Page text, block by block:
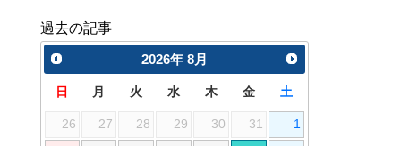
過去の記事
2026年 8月
日 月 火 水 木 金 土
26 27 28 29 30 31 1